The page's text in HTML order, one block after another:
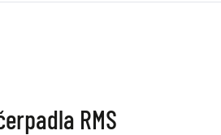
RMS